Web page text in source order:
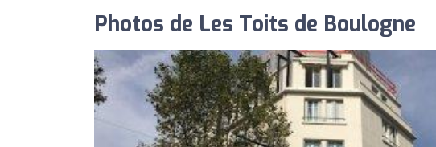
Photos de Les Toits de Boulogne